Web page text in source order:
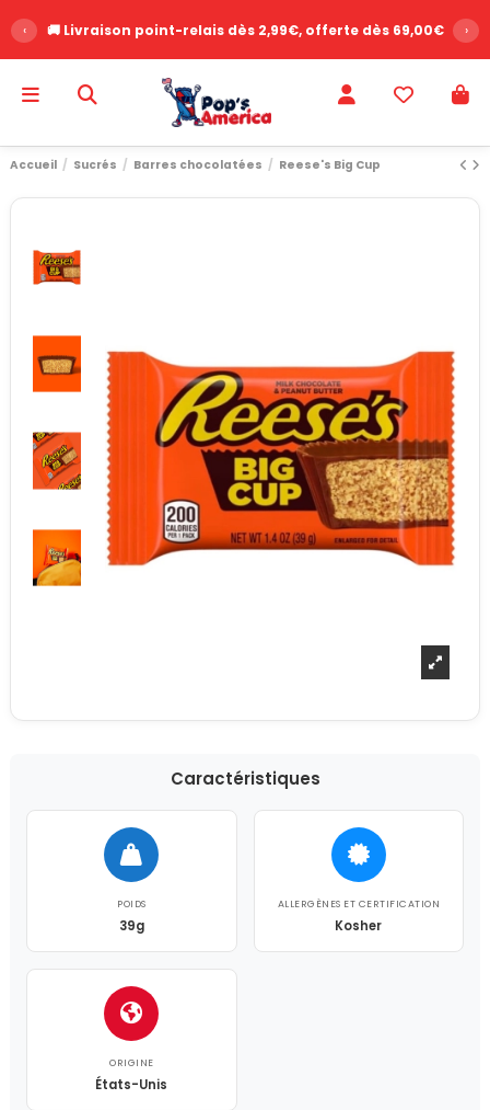
‹ 🚚 Livraison point-relais dès 2,99€, offerte dès 69,00€ ›
Accueil Sucrés Barres chocolatées Reese's Big Cup
Caractéristiques
POIDS
39g
ALLERGÈNES ET CERTIFICATION
Kosher
ORIGINE
États-Unis